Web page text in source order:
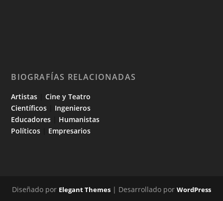
BIOGRAFÍAS RELACIONADAS
Artistas |Cine y Teatro
Científicos
Ingenieros
Educadores
Humanistas
Políticos
Empresarios
Diseñado por Elegant Themes | Desarrollado por WordPress